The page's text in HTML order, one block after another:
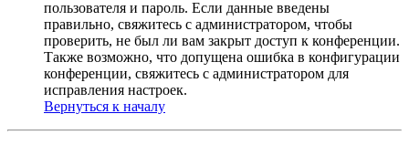
пользователя и пароль. Если данные введены
правильно, свяжитесь с администратором, чтобы
проверить, не был ли вам закрыт доступ к конференции.
Также возможно, что допущена ошибка в конфигурации
конференции, свяжитесь с администратором для
исправления настроек.
Вернуться к началу